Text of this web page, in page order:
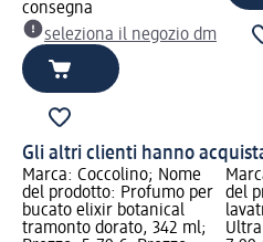
consegna
seleziona il negozio dm
Gli altri clienti hanno
Marca: Coccolino; Nome
del prodotto: Profumo per
bucato elixir botanical
tramonto dorato, 342 ml;
del